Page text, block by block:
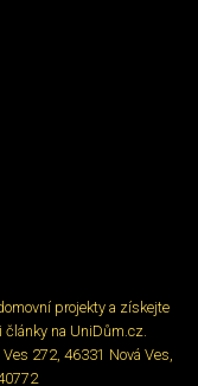
projekty a získejte
na UniDům.cz.
272, 46331 Nová Ves,